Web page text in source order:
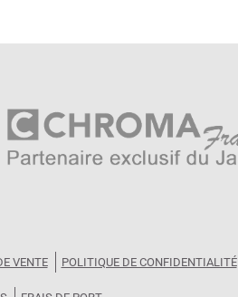
VENTE POLITIQUE DE CONFIDENTIALITÉ